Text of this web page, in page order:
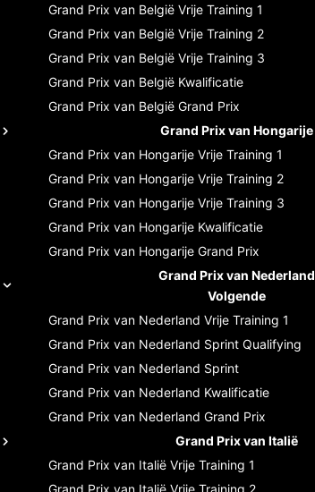
Grand Prix van België Vrije Training 1
Grand Prix van België Vrije Training 2
Grand Prix van België Vrije Training 3
Grand Prix van België Kwalificatie
Grand Prix van België Grand Prix
Grand Prix van Hongarije
Grand Prix van Hongarije Vrije Training 1
Grand Prix van Hongarije Vrije Training 2
Grand Prix van Hongarije Vrije Training 3
Grand Prix van Hongarije Kwalificatie
Grand Prix van Hongarije Grand Prix
Grand Prix van Nederland
Volgende
Grand Prix van Nederland Vrije Training 1
Grand Prix van Nederland Sprint Qualifying
Grand Prix van Nederland Sprint
Grand Prix van Nederland Kwalificatie
Grand Prix van Nederland Grand Prix
Grand Prix van Italië
Grand Prix van Italië Vrije Training 1
Grand Prix van Italië Vrije Training 2